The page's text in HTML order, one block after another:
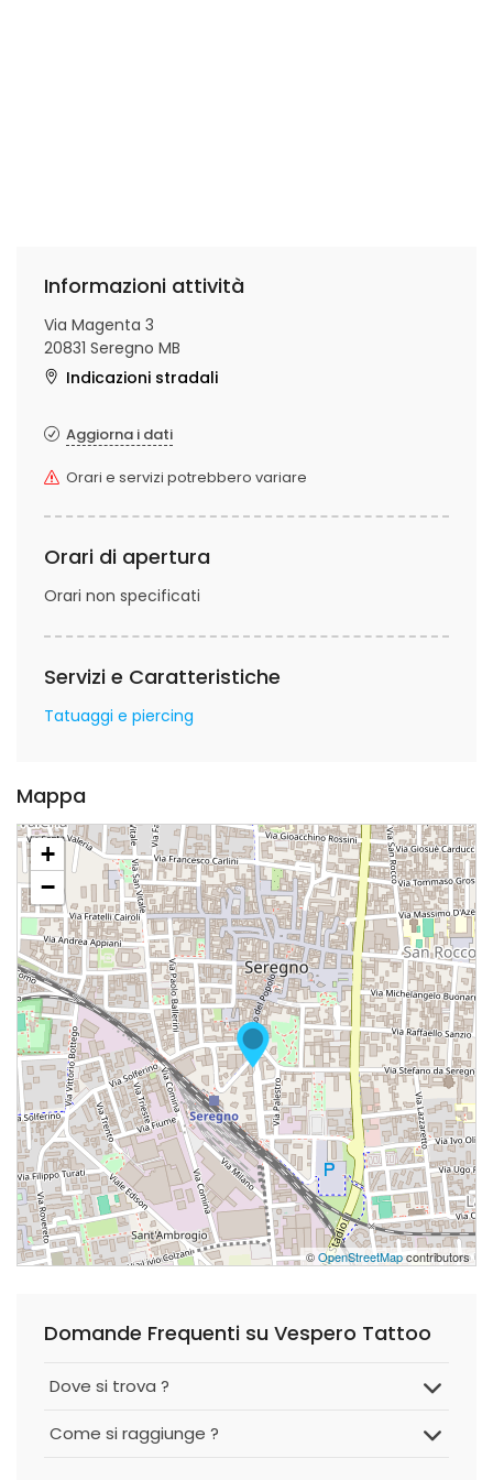
Informazioni attività
Via Magenta 3
20831 Seregno MB
Indicazioni stradali
Aggiorna i dati
Orari e servizi potrebbero variare
Orari di apertura
Orari non specificati
Servizi e Caratteristiche
Tatuaggi e piercing
Mappa
+
−
©OpenStreetMapcontributors
Domande Frequenti su Vespero Tattoo
Dove si trova ?
Come si raggiunge ?